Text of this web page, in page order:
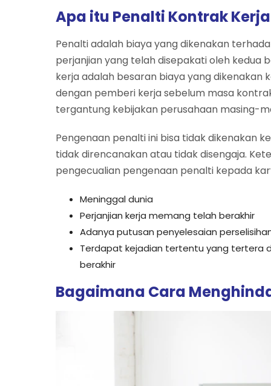
Apa itu Penalti Kontrak
Penalti adalah biaya yang dikenakan
perjanjian yang telah disepakati oleh kedua
kerja adalah besaran biaya yang dikenakan
dengan pemberi kerja sebelum masa
tergantung kebijakan perusahaan masing-
Pengenaan penalti ini bisa tidak dikenakan
tidak direncanakan atau tidak disengaja.
pengecualian pengenaan penalti kepada
Meninggal dunia
Perjanjian kerja memang telah berakhir
Adanya putusan penyelesaian
Terdapat kejadian tertentu yang tertera
berakhir
Bagaimana Cara